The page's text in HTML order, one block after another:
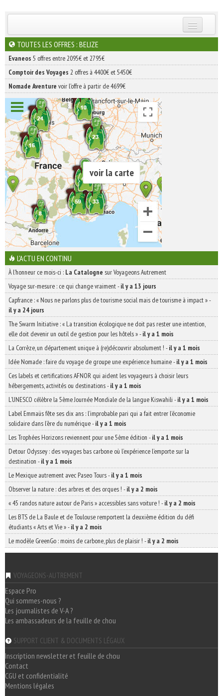
INSCRIVEZ-VOUS | ABONNEZ-VOUS
TOUTES LES OFFRES : BELIZE
Evaneos 5 offres entre 2095€ et 2795€
Comptoir des Voyages 2 offres à 4400€ et 5450€
Nomade Aventure voir l'offre à partir de 4699€
voir la carte
L'ACTU EN CONTINU
À l'honneur ce mois-ci : La Catalogne sur Voyageons Autrement
Voyage sur-mesure : ce qui change vraiment-il y a 13 jours
Capfrance : « Nous ne parlons plus de tourisme social mais de tourisme à impact »-
il y a 24 jours
The Swarm Initiative : « La transition écologique ne doit pas rester une intention,
elle doit devenir un outil de gestion pour les hôtels »-il y a 1 mois
La Corrèze, un département unique à (re)découvrir absolument ! -il y a 1 mois
Idée Nomade : faire du voyage de groupe une expérience humaine-il y a 1 mois
Ces labels et certifications AFNOR qui aident les voyageurs à choisir leurs
hébergements, activités ou destinations-il y a 1 mois
L’UNESCO célèbre la 5ème Journée Mondiale de la langue Kiswahili -il y a 1 mois
Label Emmaüs fête ses dix ans : l’improbable pari qui a fait entrer l’économie
solidaire dans l’ère du numérique-il y a 1 mois
Les Trophées Horizons reviennent pour une 5ème édition -il y a 1 mois
Detour Odyssey : des voyages bas carbone où l’expérience l’emporte sur la
destination -il y a 1 mois
Le Mexique autrement avec Paseo Tours-il y a 1 mois
Observer la nature : des arbres et des orques ! -il y a 2 mois
« 45 randos nature autour de Paris » accessibles sans voiture ! -il y a 2 mois
Les BTS de La Baule et de Toulouse remportent la deuxième édition du défi
étudiants « Arts et Vie »-il y a 2 mois
Le modèle GreenGo : moins de carbone, plus de plaisir ! -il y a 2 mois
VOYAGEONS-AUTREMENT
Espace Pro
Qui sommes-nous ?
Les journalistes de V-A ?
Les ambassadeurs de la feuille de chou
SUPPORT CLIENT & DOCUMENTS LÉGAUX
Inscription newsletter et feuille de chou
Contact
CGU et confidentialité
Mentions légales